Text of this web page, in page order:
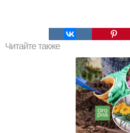
Читайте также